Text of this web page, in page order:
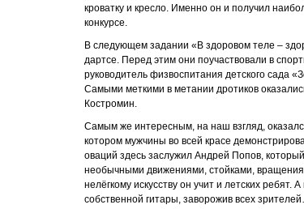
кроватку и кресло. Именно он и получил
конкурсе.
В следующем задании «В здоровом теле –
дартсе. Перед этим они поучаствовали в
руководитель физвоспитания детского сада
Самыми меткими в метании дротиков
Костромин.
Самым же интересным, на наш взгляд,
котором мужчины во всей красе
оваций здесь заслужил Андрей Попов,
необычными движениями, стойками,
нелёгкому искусству он учит и летских ребят.
собственной гитары, заворожив всех